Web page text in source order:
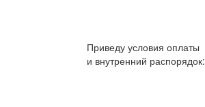
Приведу условия оплаты
и внутренний распорядок: